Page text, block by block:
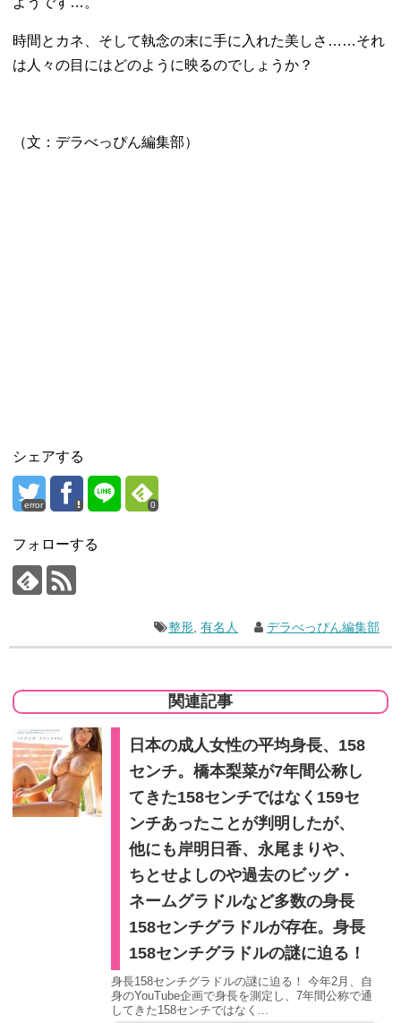
時間とカネ、そして執念の末に手に入れた美しさ……それ
は人々の目にはどのように映るのでしょうか？
（文：デラべっぴん編集部）
シェアする
error 0
フォローする
整形 ,有名人 デラべっぴん編集部
関連記事
日本の成人女性の平均身長、158
センチ。橋本梨菜が7年間公称し
てきた158センチではなく159セ
ンチあったことが判明したが、
他にも岸明日香、永尾まりや、
ちとせよしのや過去のビッグ・
ネームグラドルなど多数の身長
158センチグラドルが存在。身長
158センチグラドルの謎に迫る！
身長158センチグラドルの謎に迫る！ 今年2月、自
身のYouTube企画で身長を測定し、7年間公称で通
してきた158センチではなく...